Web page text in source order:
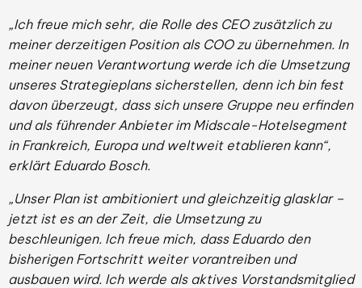
„Ich freue mich sehr, die Rolle des CEO zusätzlich zu
meiner derzeitigen Position als COO zu übernehmen. In
meiner neuen Verantwortung werde ich die Umsetzung
unseres Strategieplans sicherstellen, denn ich bin fest
davon überzeugt, dass sich unsere Gruppe neu erfinden
und als führender Anbieter im Midscale-Hotelsegment
in Frankreich, Europa und weltweit etablieren kann“,
erklärt Eduardo Bosch.
„Unser Plan ist ambitioniert und gleichzeitig glasklar –
jetzt ist es an der Zeit, die Umsetzung zu
beschleunigen. Ich freue mich, dass Eduardo den
bisherigen Fortschritt weiter vorantreiben und
ausbauen wird. Ich werde als aktives Vorstandsmitglied